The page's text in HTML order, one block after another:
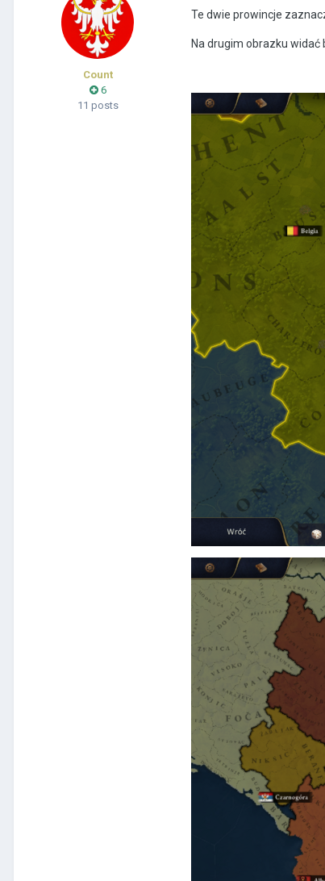
Count
6
11 posts
Te dwie prowincje
Na drugim obrazku widać